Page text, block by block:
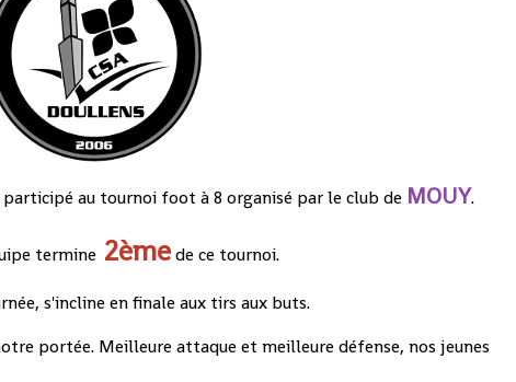
participé au tournoi foot à 8 organisé par le club de MOUY.
termine 2èmede ce tournoi.
s'incline en finale aux tirs aux buts.
portée. Meilleure attaque et meilleure défense, nos jeunes